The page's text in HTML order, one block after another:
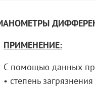
ПРИМЕНЕНИЕ:
С помощью данных
• степень